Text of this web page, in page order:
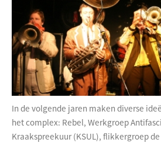
In de volgende jaren maken diverse
het complex: Rebel, Werkgroep
Kraakspreekuur (KSUL), flikkergroep